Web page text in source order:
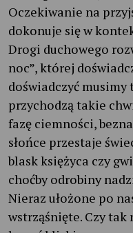
Oczekiwanie na
dokonuje się w
Drogi duchowego
noc”, której
doświadczyć musimy
przychodzą takie
fazę ciemności,
słońce przestaje
blask księżyca czy
choćby odrobiny
Nieraz ułożone po
wstrząśnięte. Czy tak